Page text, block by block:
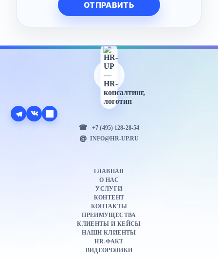
+7 (495) 128-28-54
INFO@HR-UP.RU
ГЛАВНАЯ
О НАС
УСЛУГИ
КОНТЕНТ
КОНТАКТЫ
ПРЕИМУЩЕСТВА
КЛИЕНТЫ И КЕЙСЫ
НАШИ КЛИЕНТЫ
HR-ФАКТ
ВИДЕОРОЛИКИ